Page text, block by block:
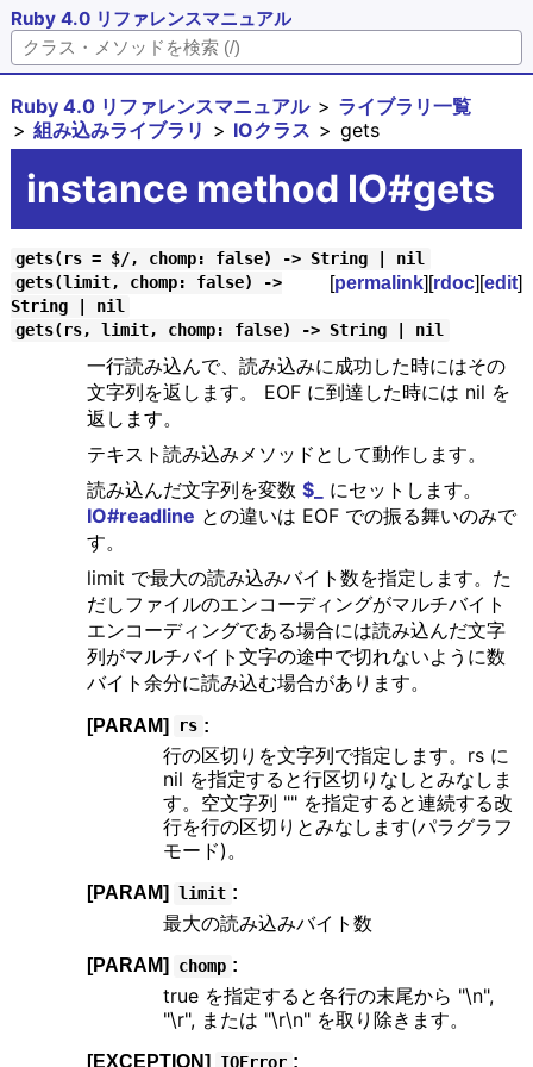
Ruby 4.0 リファレンスマニュアル
Ruby 4.0 リファレンスマニュアル
ライブラリ一覧
組み込みライブラリ
IOクラス gets
instance method IO#gets
gets(rs = $/, chomp: false) -> String | nil
[permalink][rdoc][edit]
gets(limit, chomp: false) ->
String | nil
gets(rs, limit, chomp: false) -> String | nil
一行読み込んで、読み込みに成功した時にはその
文字列を返します。 EOF に到達した時には nil を
返します。
テキスト読み込みメソッドとして動作します。
読み込んだ文字列を変数 $_
にセットします。
IO#readline との違いは EOF での振る舞いのみで
す。
limit で最大の読み込みバイト数を指定します。た
だしファイルのエンコーディングがマルチバイト
エンコーディングである場合には読み込んだ文字
列がマルチバイト文字の途中で切れないように数
バイト余分に読み込む場合があります。
[PARAM] rs :
行の区切りを文字列で指定します。rs に
nil を指定すると行区切りなしとみなしま
す。空文字列 "" を指定すると連続する改
行を行の区切りとみなします(パラグラフ
モード)。
[PARAM] limit :
最大の読み込みバイト数
[PARAM] chomp :
true を指定すると各行の末尾から "\n",
"\r", または "\r\n" を取り除きます。
[EXCEPTION] IOError :